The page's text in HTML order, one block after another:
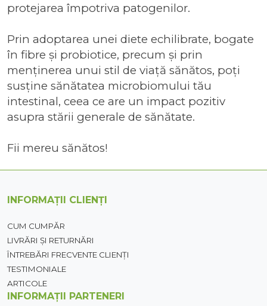
protejarea împotriva patogenilor.
Prin adoptarea unei diete echilibrate, bogate
în fibre și probiotice, precum și prin
menținerea unui stil de viață sănătos, poți
susține sănătatea microbiomului tău
intestinal, ceea ce are un impact pozitiv
asupra stării generale de sănătate.
Fii mereu sănătos!
INFORMAȚII CLIENȚI
CUM CUMPĂR
LIVRĂRI ȘI RETURNĂRI
ÎNTREBĂRI FRECVENTE CLIENȚI
TESTIMONIALE
ARTICOLE
INFORMAȚII PARTENERI